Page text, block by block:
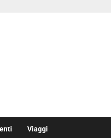
Viaggi